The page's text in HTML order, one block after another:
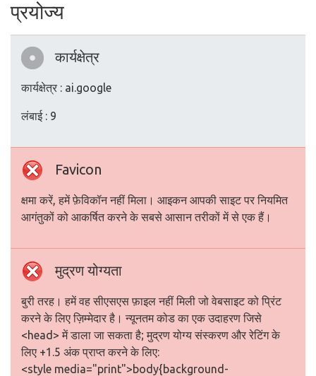
प्रयोज्य
कार्यक्षेत्र
कार्यक्षेत्र : ai.google
लंबाई : 9
Favicon
क्षमा करें, हमें फ़ेविकॉन नहीं मिला। आइकन आपकी साइट पर नियमित
आगंतुकों को आकर्षित करने के सबसे आसान तरीकों में से एक हैं।
मुद्रण योग्यता
बुरी तरह। हमें वह सीएसएस फ़ाइल नहीं मिली जो वेबसाइट को प्रिंट
करने के लिए ज़िम्मेदार है। न्यूनतम कोड का एक उदाहरण जिसे
<head> में डाला जा सकता है; मुद्रण योग्य संस्करण और रेटिंग के
लिए +1.5 अंक प्राप्त करने के लिए:
<style media="print">body{background-